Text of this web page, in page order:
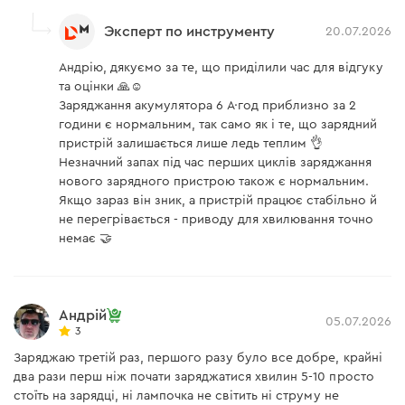
аккумуляторным инструментом Dnipro-M, даже
бесколлекторным.
Тип аккумулятора
Питание аккумулятора обеспечивают Li-Ion элементы,
придающие батарее ряд преимуществ: отсутствие
использования – до 400 циклов заряда/разряда
аккумулятора.
АКБ и ЗУ)
Напряжение АКБ
Температура света 6500К
Сила светового потока 3000 Лм
Количество режимов
работы
4
Угол излучения света
Вес
Автономность с АКБ 2А
1 режим - 4,5 ч, 2 режим -
3,5 ч, 3 режим - 2,5 ч, 4
Эксперт по инструменту 20.07.2026
Андрію, дякуємо за те, що приділили час для відгуку
та оцінки 🙏☺️
Заряджання акумулятора 6 А·год приблизно за 2
години є нормальним, так само як і те, що зарядний
пристрій залишається лише ледь теплим 👌
Незначний запах під час перших циклів заряджання
нового зарядного пристрою також є нормальним.
Якщо зараз він зник, а пристрій працює стабільно й
не перегрівається - приводу для хвилювання точно
немає 🤝
Андрій
3
05.07.2026
Заряджаю третій раз, першого разу було все добре, крайні
два рази перш ніж почати заряджатися хвилин 5-10 просто
стоїть на зарядці, ні лампочка не світить ні струму не